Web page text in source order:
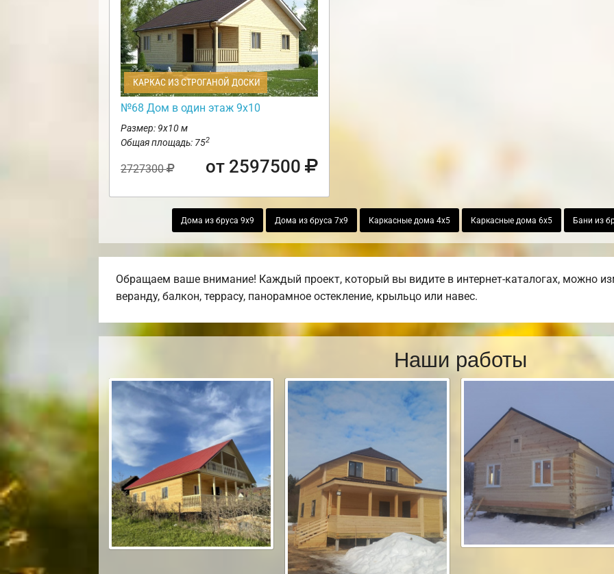
КАРКАС ИЗ СТРОГАНОЙ ДОСКИ
№68 Дом в один этаж 9х10
Размер: 9х10 м
Общая площадь: 752
2727300 от 2597500
Дома из бруса 9х9 Дома из бруса 7х9 Каркасные дома 4х5 Каркасные дома 6х5 Бани из
Обращаем ваше внимание! Каждый проект, который вы видите в интернет-каталогах, можно
веранду, балкон, террасу, панорамное остекление, крыльцо или навес.
Наши работы